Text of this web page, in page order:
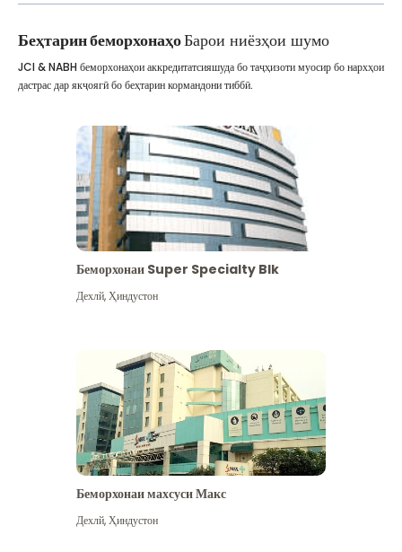
Беҳтарин беморхонаҳоБарои ниёзҳои шумо
JCI & NABH беморхонаҳои аккредитатсияшуда бо таҷҳизоти муосир бо нархҳои
дастрас дар якҷоягӣ бо беҳтарин кормандони тиббӣ.
Беморхонаи Super Specialty Blk
Дехлй,Ҳиндустон
Беморхонаи махсуси Макс
Дехлй,Ҳиндустон